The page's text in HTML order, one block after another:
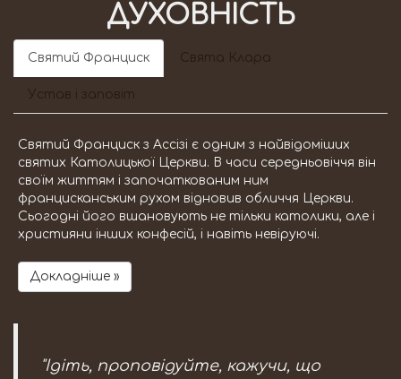
ДУХОВНІСТЬ
Святий Франциск Свята Клара
Устав і заповіт
Святий Франциск з Ассізі є одним з найвідоміших
святих Католицької Церкви. В часи середньовіччя він
своїм життям і започаткованим ним
францисканським рухом відновив обличчя Церкви.
Сьогодні його вшановують не тільки католики, але і
християни інших конфесій, і навіть невіруючі.
Докладніше »
"Ідіть, проповідуйте, кажучи, що